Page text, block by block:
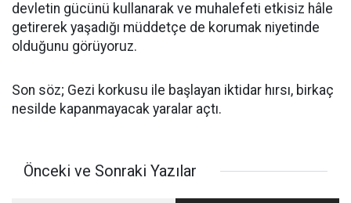
devletin gücünü kullanarak ve muhalefeti etkisiz hâle
getirerek yaşadığı müddetçe de korumak niyetinde
olduğunu görüyoruz.
Son söz; Gezi korkusu ile başlayan iktidar hırsı, birkaç
nesilde kapanmayacak yaralar açtı.
Önceki ve Sonraki Yazılar